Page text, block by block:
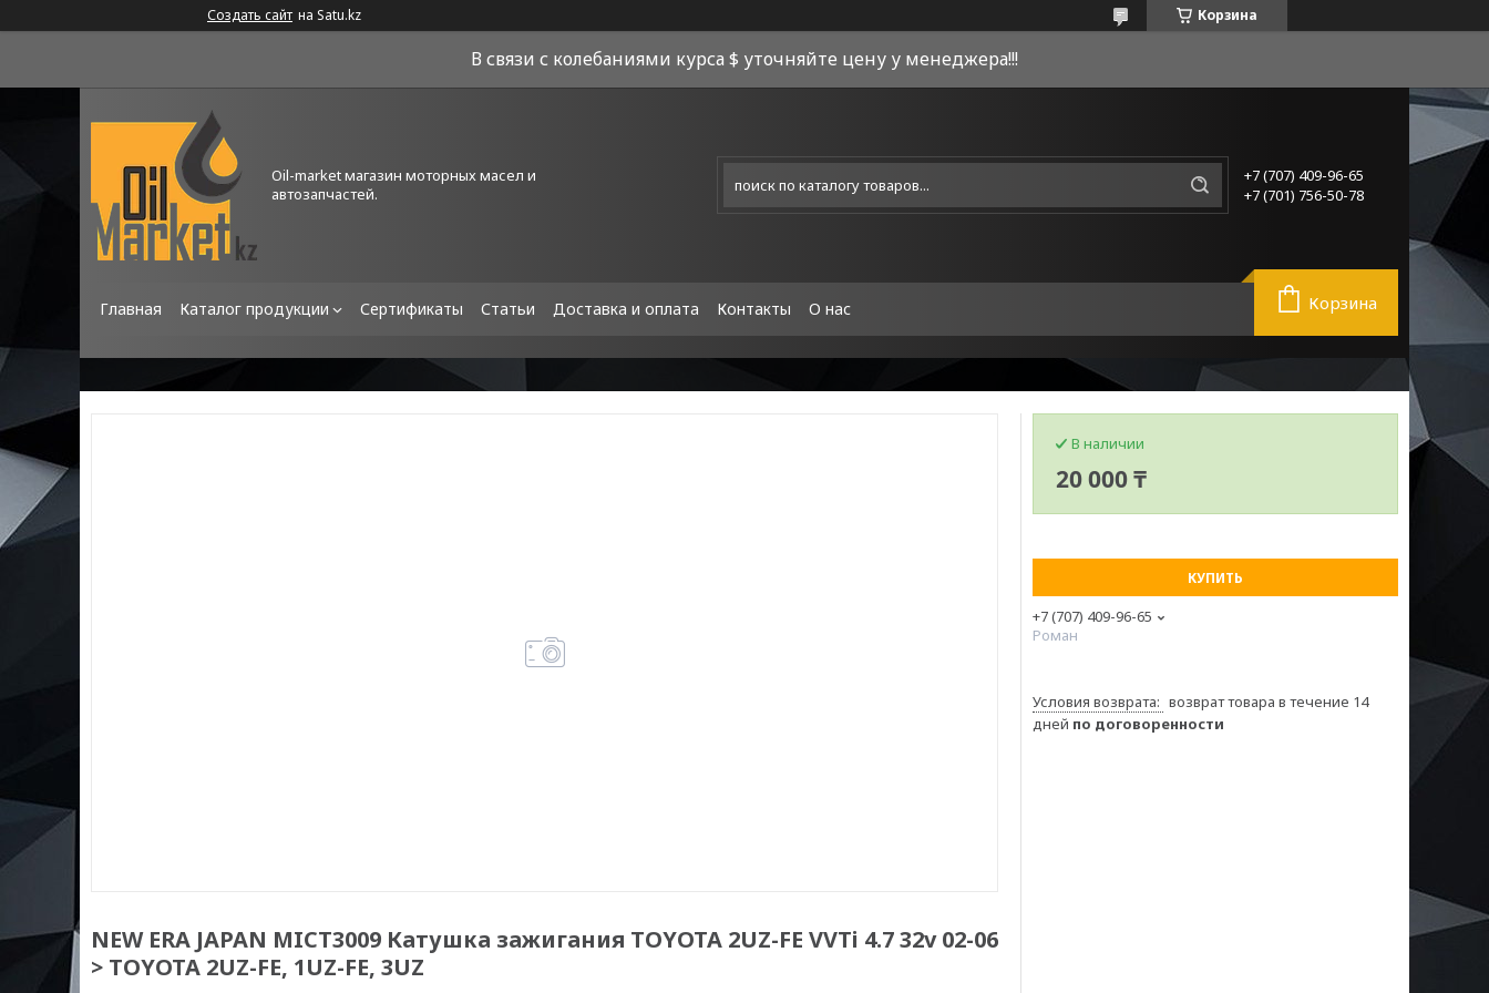
Создать сайт на Satu.kz Корзина
В связи с колебаниями курса $ уточняйте цену у менеджера!!!
Oil-market магазин моторных масел и
автозапчастей.
+7 (707) 409-96-65
+7 (701) 756-50-78
Главная Каталог продукции Сертификаты Статьи Доставка и оплата Контакты О нас Корзина
NEW ERA JAPAN MICT3009 Катушка зажигания TOYOTA 2UZ-FE VVTi 4.7 32v 02-06
> TOYOTA 2UZ-FE, 1UZ-FE, 3UZ
В наличии
20 000 ₸
КУПИТЬ
+7 (707) 409-96-65
Роман
возврат товара в течение 14
дней по договоренности